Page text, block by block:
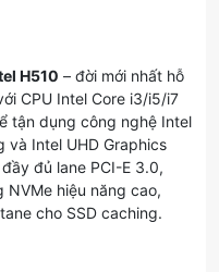
H510 – đời mới nhất hỗ
CPU Intel Core i3/i5/i7
tận dụng công nghệ Intel
và Intel UHD Graphics
đủ lane PCI-E 3.0,
hiệu năng cao,
cho SSD caching.